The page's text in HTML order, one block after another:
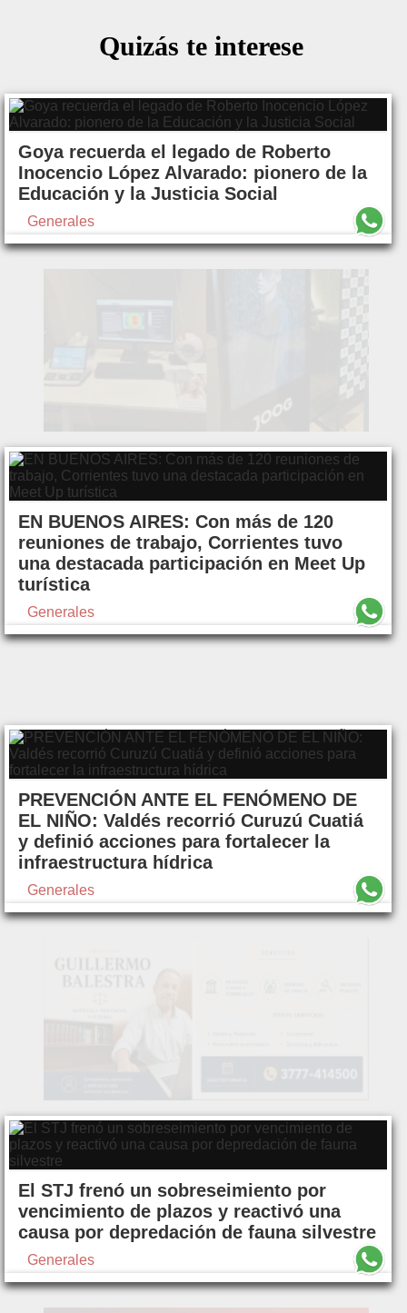
Quizás te interese
Goya recuerda el legado de Roberto
Inocencio López Alvarado: pionero de la
Educación y la Justicia Social
Generales
EN BUENOS AIRES: Con más de 120
reuniones de trabajo, Corrientes tuvo
una destacada participación en Meet Up
turística
Generales
PREVENCIÓN ANTE EL FENÓMENO DE
EL NIÑO: Valdés recorrió Curuzú Cuatiá
y definió acciones para fortalecer la
infraestructura hídrica
Generales
El STJ frenó un sobreseimiento por
vencimiento de plazos y reactivó una
causa por depredación de fauna silvestre
Generales